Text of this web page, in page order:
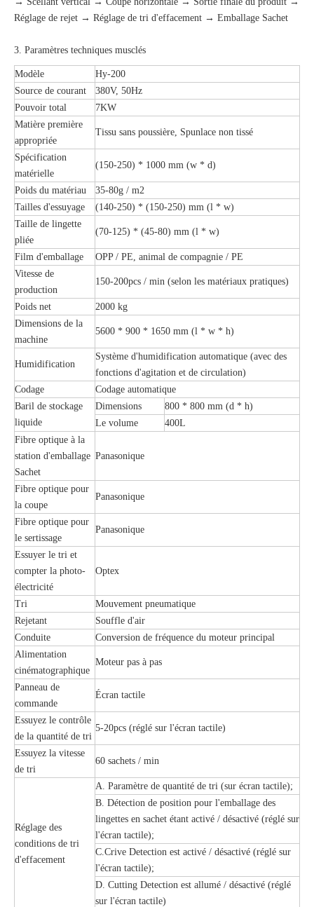
Réglage de rejet → Réglage de tri d'effacement → Emballage Sachet
3. Paramètres techniques musclés
Modèle
Hy-200
Source de courant
380V, 50Hz
Pouvoir total
7KW
Matière première
appropriée
Tissu sans poussière, Spunlace non tissé
Spécification
matérielle
(150-250) * 1000 mm (w * d)
Poids du matériau
35-80g / m2
Tailles d'essuyage
(140-250) * (150-250) mm (l * w)
Taille de lingette
pliée
(70-125) * (45-80) mm (l * w)
Film d'emballage
OPP / PE, animal de compagnie / PE
Vitesse de
production
150-200pcs / min (selon les matériaux pratiques)
Poids net
2000 kg
Dimensions de la
machine
5600 * 900 * 1650 mm (l * w * h)
Humidification
Système d'humidification automatique (avec des
fonctions d'agitation et de circulation)
Codage
Codage automatique
Baril de stockage
liquide
Dimensions
800 * 800 mm (d * h)
Le volume
400L
Fibre optique à la
station d'emballage
Sachet
Panasonique
Fibre optique pour
la coupe
Panasonique
Fibre optique pour
le sertissage
Panasonique
Essuyer le tri et
compter la photo-
électricité
Optex
Tri
Mouvement pneumatique
Rejetant
Souffle d'air
Conduite
Conversion de fréquence du moteur principal
Alimentation
cinématographique
Moteur pas à pas
Panneau de
commande
Écran tactile
Essuyez le contrôle
de la quantité de tri
5-20pcs (réglé sur l'écran tactile)
Essuyez la vitesse
de tri
60 sachets / min
Réglage des
conditions de tri
d'effacement
A. Paramètre de quantité de tri (sur écran tactile);
B. Détection de position pour l'emballage des
lingettes en sachet étant activé / désactivé (réglé sur
l'écran tactile);
C.Crive Detection est activé / désactivé (réglé sur
l'écran tactile);
D. Cutting Detection est allumé / désactivé (réglé
sur l'écran tactile)